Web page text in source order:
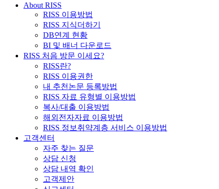
About RISS
RISS 이용방법
RISS 지식더하기
DB연계 현황
BI 및 배너 다운로드
RISS 처음 방문 이세요?
RISS란?
RISS 이용권한
내 추천논문 등록방법
RISS 자료 유형별 이용방법
복사/대출 이용방법
해외전자자료 이용방법
RISS 정보취약계층 서비스 이용방법
고객센터
자주 찾는 질문
상담 신청
상담 내역 확인
고객제안